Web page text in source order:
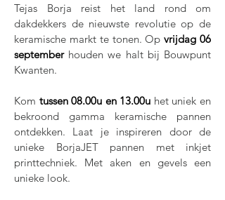
Tejas Borja reist het land rond om
dakdekkers de nieuwste revolutie op de
keramische markt te tonen. Opvrijdag 06
septemberhouden we halt bij Bouwpunt
Kwanten.
Kom tussen 08.00u en 13.00u het uniek en
bekroond gamma keramische pannen
ontdekken. Laat je inspireren door de
unieke BorjaJET pannen met inkjet
printtechniek. Met aken en gevels een
unieke look.